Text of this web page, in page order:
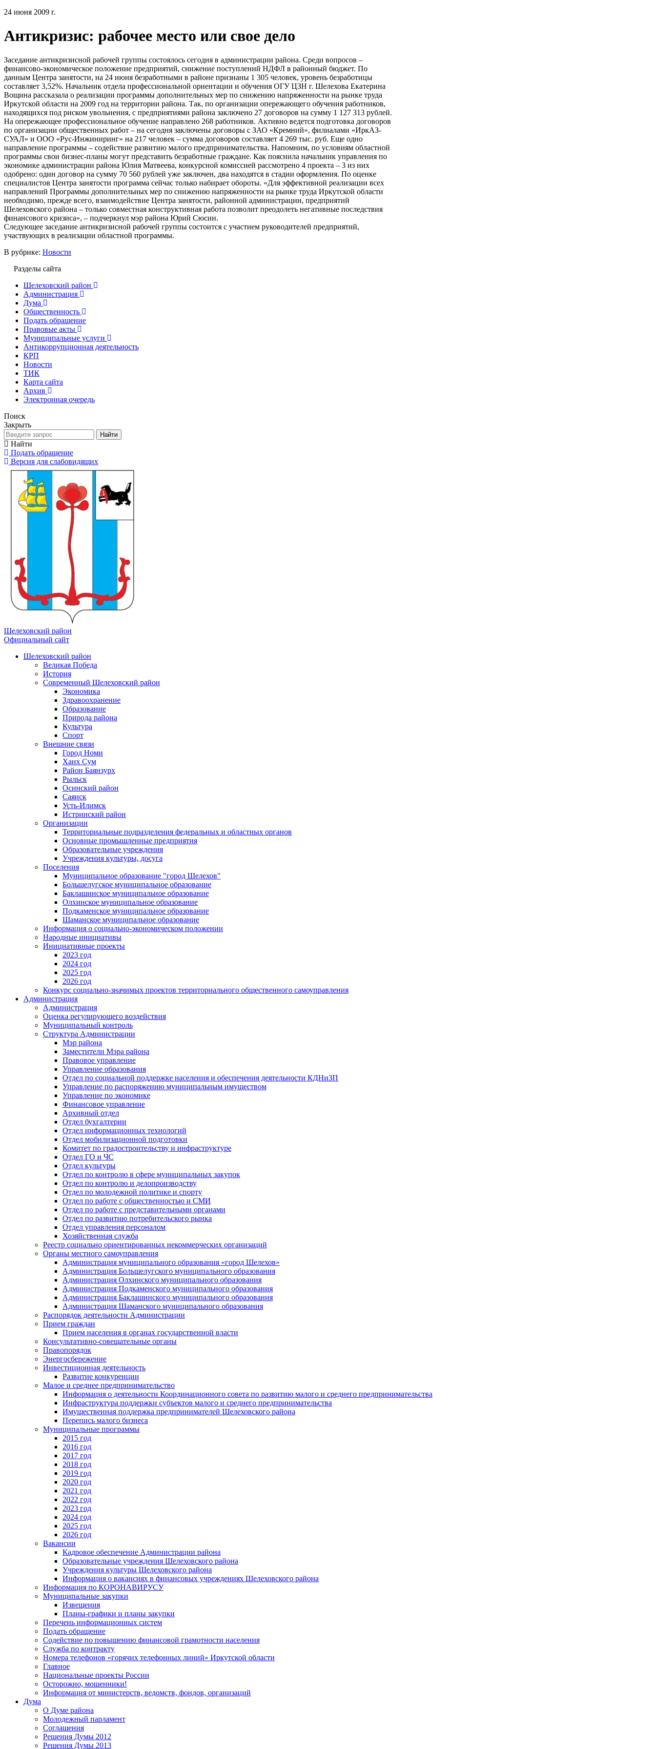
24 июня 2009 г.
Антикризис: рабочее место или свое дело
Заседание антикризисной рабочей группы состоялось сегодня в администрации района. Среди вопросов –
финансово-экономическое положение предприятий, снижение поступлений НДФЛ в районный бюджет. По
данным Центра занятости, на 24 июня безработными в районе признаны 1 305 человек, уровень безработицы
составляет 3,52%. Начальник отдела профессиональной ориентации и обучения ОГУ ЦЗН г. Шелехова Екатерина
Вощина рассказала о реализации программы дополнительных мер по снижению напряженности на рынке труда
Иркутской области на 2009 год на территории района. Так, по организации опережающего обучения работников,
находящихся под риском увольнения, с предприятиями района заключено 27 договоров на сумму 1 127 313 рублей.
На опережающее профессиональное обучение направлено 268 работников. Активно ведется подготовка договоров
по организации общественных работ – на сегодня заключены договоры с ЗАО «Кремний», филиалами «ИркАЗ-
СУАЛ» и ООО «Рус-Инжиниринг» на 217 человек – сумма договоров составляет 4 269 тыс. руб. Еще одно
направление программы – содействие развитию малого предпринимательства. Напомним, по условиям областной
программы свои бизнес-планы могут представить безработные граждане. Как пояснила начальник управления по
экономике администрации района Юлия Матвеева, конкурсной комиссией рассмотрено 4 проекта – 3 из них
одобрено: один договор на сумму 70 560 рублей уже заключен, два находятся в стадии оформления. По оценке
специалистов Центра занятости программа сейчас только набирает обороты. «Для эффективной реализации всех
направлений Программы дополнительных мер по снижению напряженности на рынке труда Иркутской области
необходимо, прежде всего, взаимодействие Центра занятости, районной администрации, предприятий
Шелеховского района – только совместная конструктивная работа позволит преодолеть негативные последствия
финансового кризиса», – подчеркнул мэр района Юрий Сюсин.
Следующее заседание антикризисной рабочей группы состоится с участием руководителей предприятий,
участвующих в реализации областной программы.
В рубрике: Новости
Разделы сайта
Шелеховский район
Администрация
Дума
Общественность
Подать обращение
Правовые акты
Муниципальные услуги
Антикоррупционная деятельность
КРП
Новости
ТИК
Карта сайта
Архив
Электронная очередь
Поиск
Закрыть
Найти
Найти
Подать обращение
Версия для слабовидящих
Шелеховский район
Официальный сайт
Шелеховский район
Великая Победа
История
Современный Шелеховский район
Экономика
Здравоохранение
Образование
Природа района
Культура
Спорт
Внешние связи
Город Номи
Ханх Сум
Район Баянзурх
Рыльск
Осинский район
Саянск
Усть-Илимск
Истринский район
Организации
Территориальные подразделения федеральных и областных органов
Основные промышленные предприятия
Образовательные учреждения
Учреждения культуры, досуга
Поселения
Муниципальное образование "город Шелехов"
Большелугское муниципальное образование
Баклашинское муниципальное образование
Олхинское муниципальное образование
Подкаменское муниципальное образование
Шаманское муниципальное образование
Информация о социально-экономическом положении
Народные инициативы
Инициативные проекты
2023 год
2024 год
2025 год
2026 год
Конкурс социально-значимых проектов территориального общественного самоуправления
Администрация
Администрация
Оценка регулирующего воздействия
Муниципальный контроль
Структура Администрации
Мэр района
Заместители Мэра района
Правовое управление
Управление образования
Отдел по социальной поддержке населения и обеспечения деятельности КДНиЗП
Управление по распоряжению муниципальным имуществом
Управление по экономике
Финансовое управление
Архивный отдел
Отдел бухгалтерии
Отдел информационных технологий
Отдел мобилизационной подготовки
Комитет по градостроительству и инфраструктуре
Отдел ГО и ЧС
Отдел культуры
Отдел по контролю в сфере муниципальных закупок
Отдел по контролю и делопроизводству
Отдел по молодежной политике и спорту
Отдел по работе с общественностью и СМИ
Отдел по работе с представительными органами
Отдел по развитию потребительского рынка
Отдел управления персоналом
Хозяйственная служба
Реестр социально ориентированных некоммерческих организаций
Органы местного самоуправления
Администрация муниципального образования «город Шелехов»
Администрация Большелугского муниципального образования
Администрация Олхинского муниципального образования
Администрация Подкаменского муниципального образования
Администрация Баклашинского муниципального образования
Администрация Шаманского муниципального образования
Распорядок деятельности Администрации
Прием граждан
Прием населения в органах государственной власти
Консультативно-совещательные органы
Правопорядок
Энергосбережение
Инвестиционная деятельность
Развитие конкуренции
Малое и среднее предпринимательство
Информация о деятельности Координационного совета по развитию малого и среднего предпринимательства
Инфраструктура поддержки субъектов малого и среднего предпринимательства
Имущественная поддержка предпринимателей Шелеховского района
Перепись малого бизнеса
Муниципальные программы
2015 год
2016 год
2017 год
2018 год
2019 год
2020 год
2021 год
2022 год
2023 год
2024 год
2025 год
2026 год
Вакансии
Кадровое обеспечение Администрации района
Образовательные учреждения Шелеховского района
Учреждения культуры Шелеховского района
Информация о вакансиях в финансовых учреждениях Шелеховского района
Информация по КОРОНАВИРУСУ
Муниципальные закупки
Извещения
Планы-графики и планы закупки
Перечень информационных систем
Подать обращение
Содействие по повышению финансовой грамотности населения
Служба по контракту
Номера телефонов «горячих телефонных линий» Иркутской области
Главное
Национальные проекты России
Осторожно, мошенники!
Информация от министерств, ведомств, фондов, организаций
Дума
О Думе района
Молодежный парламент
Соглашения
Решения Думы 2012
Решения Думы 2013